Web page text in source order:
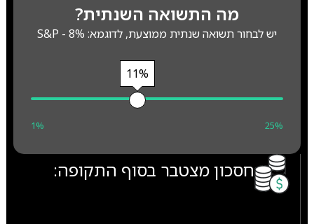
מה התשואה השנתית?
יש לבחור תשואה שנתית ממוצעת, לדוגמא: S&P - 8%
11%
1% 25%
חסכון מצטבר בסוף התקופה: